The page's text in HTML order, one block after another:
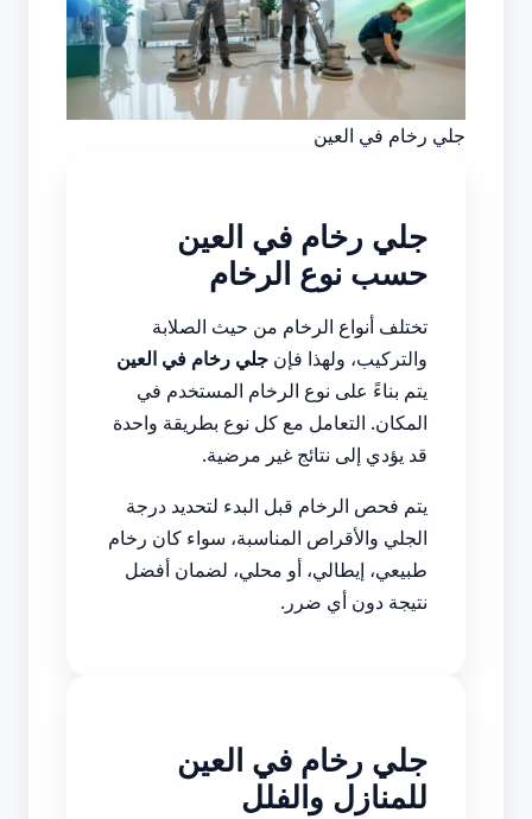
جلي رخام في العين
جلي رخام في العين
حسب نوع الرخام
تختلف أنواع الرخام من حيث الصلابة
والتركيب، ولهذا فإن جلي رخام في العين
يتم بناءً على نوع الرخام المستخدم في
المكان. التعامل مع كل نوع بطريقة واحدة
قد يؤدي إلى نتائج غير مرضية.
يتم فحص الرخام قبل البدء لتحديد درجة
الجلي والأقراص المناسبة، سواء كان رخام
طبيعي، إيطالي، أو محلي، لضمان أفضل
نتيجة دون أي ضرر.
جلي رخام في العين
للمنازل والفلل